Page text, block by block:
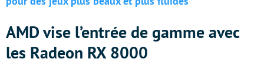
AMD vise l’entrée de gamme avec
les Radeon RX 8000